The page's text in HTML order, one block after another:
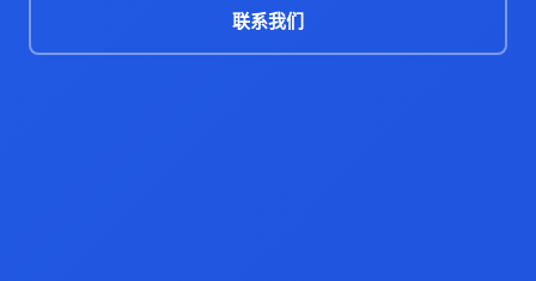
联系我们